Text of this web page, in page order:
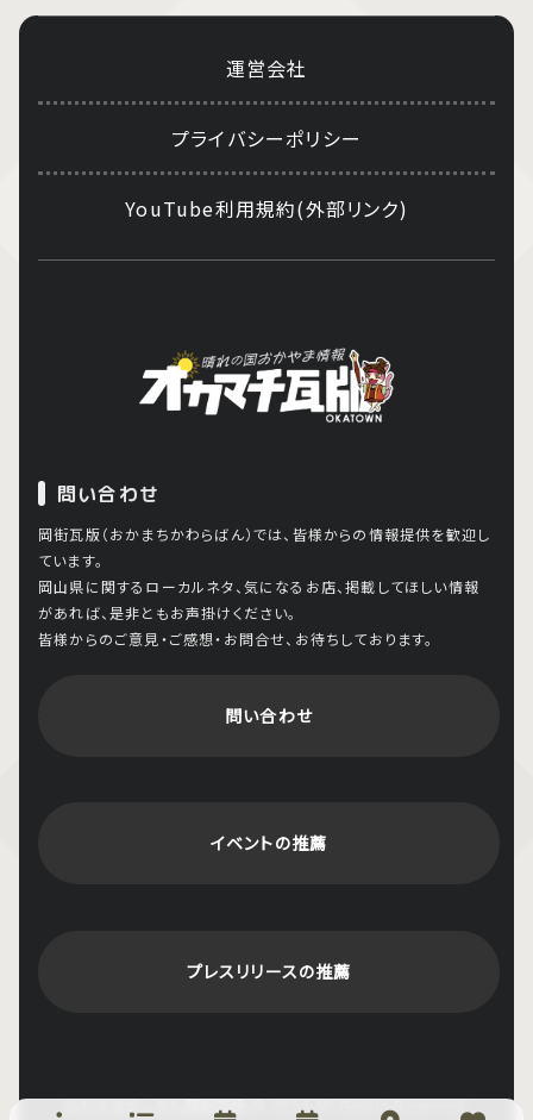
運営会社
プライバシーポリシー
YouTube利用規約(外部リンク)
問い合わせ
岡街瓦版（おかまちかわらばん）では、皆様からの情報提供を歓迎し
ています。
岡山県に関するローカルネタ、気になるお店、掲載してほしい情報
があれば、是非ともお声掛けください。
皆様からのご意見・ご感想・お問合せ、お待ちしております。
問い合わせ
イベントの推薦
プレスリリースの推薦
おかやまポータル岡街瓦版© 2024 All Rights Reserved.